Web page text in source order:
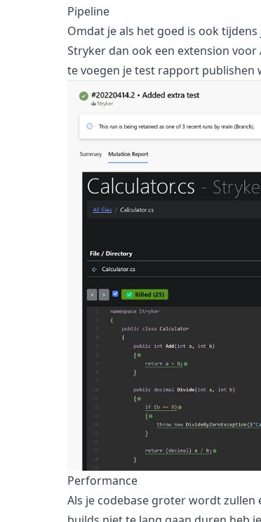
Pipeline
Omdat je als het goed is ook
Stryker dan ook een extension voor
te voegen je test rapport publishen
Performance
Als je codebase groter wordt